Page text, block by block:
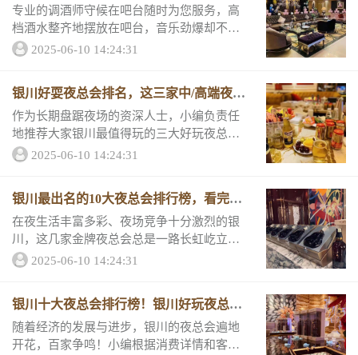
会
专业的调酒师守候在吧台随时为您服务，高
档酒水整齐地摆放在吧台，音乐劲爆却不刺
耳，这就是银川十佳夜总会的景象。这么高
推荐一银川...
2025-06-10 14:24:31
银川好耍夜总会排名，这三家中/高端夜总
会
作为长期盘踞夜场的资深人士，小编负责任
地推荐大家银川最值得玩的三大好玩夜总
会，高端大气上档次，人气爆满是常态，更
银川市兴庆...
2025-06-10 14:24:31
银川最出名的10大夜总会排行榜，看完这
篇
在夜生活丰富多彩、夜场竞争十分激烈的银
川，这几家金牌夜总会总是一路长虹屹立不
倒，高端大气的装修、美味的小吃、多样的
汇夜总会地...
2025-06-10 14:24:31
银川十大夜总会排行榜！银川好玩夜总会
信息
随着经济的发展与进步，银川的夜总会遍地
开花，百家争鸣！小编根据消费详情和客户